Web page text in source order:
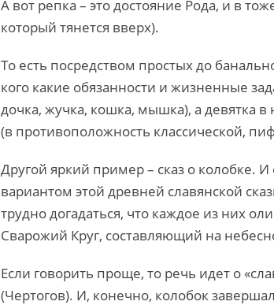
А вот репка – это достояние Рода, и в
который тянется вверх).
То есть посредством простых до
кого какие обязанности и жизненные
дочка, жучка, кошка, мышка), а девятка
(в противоположность классической,
Другой яркий пример – сказ о колобке.
вариантом этой древней славянской
трудно догадаться, что каждое из них
Сварожий Круг, составляющий на
Если говорить проще, то речь идет о
(Чертогов). И, конечно, колобок